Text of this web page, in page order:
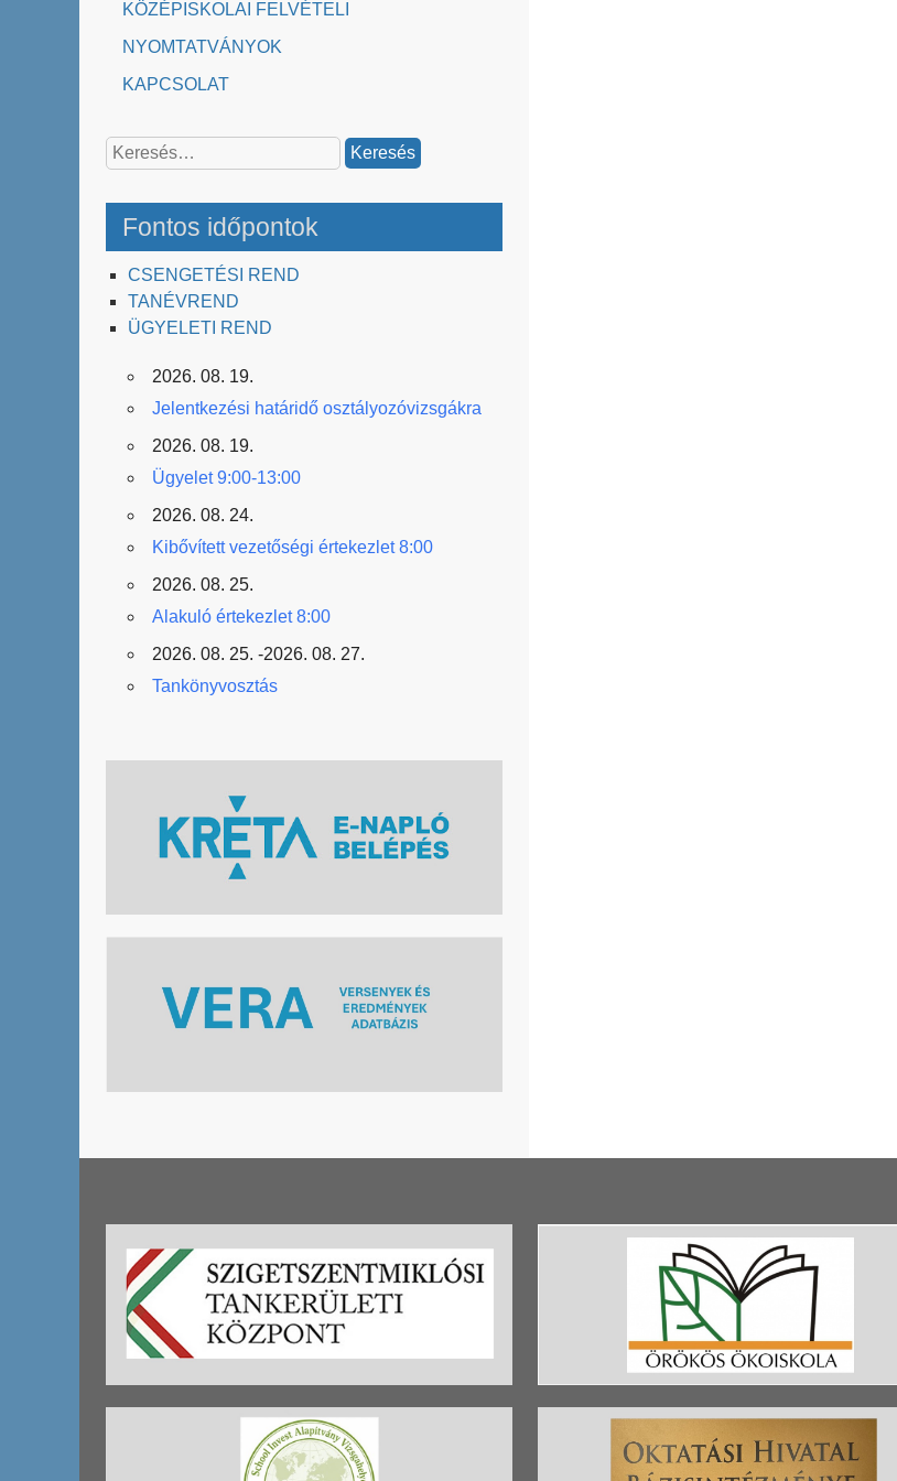
KÖZÉPISKOLAI FELVÉTELI
NYOMTATVÁNYOK
KAPCSOLAT
Keresés:
Fontos időpontok
CSENGETÉSI REND
TANÉVREND
ÜGYELETI REND
2026. 08. 19.
Jelentkezési határidő osztályozóvizsgákra
2026. 08. 19.
Ügyelet 9:00-13:00
2026. 08. 24.
Kibővített vezetőségi értekezlet 8:00
2026. 08. 25.
Alakuló értekezlet 8:00
2026. 08. 25. -2026. 08. 27.
Tankönyvosztás